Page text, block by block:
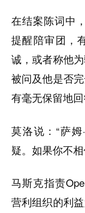
在结案陈词中
提醒陪审团，
诚，或者称他
被问及他是否
有毫无保留地回
莫洛说：“萨
疑。如果你不
马斯克指责
营利组织的利